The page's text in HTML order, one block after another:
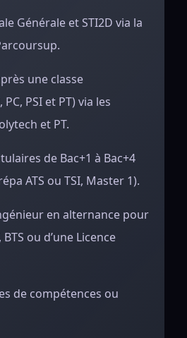
Générale et STI2D via la
une classe
PSI et PT) via les
et PT.
de Bac+1 à Bac+4
ATS ou TSI, Master 1).
en alternance pour
ou d’une Licence
de compétences ou